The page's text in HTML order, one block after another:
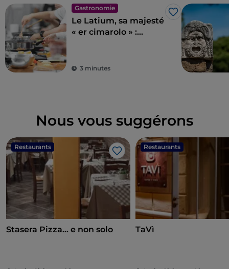
Gastronomie
J’aime
Le Latium, sa majesté
« er cimarolo » :
3 minutes
Nous vous suggérons
Restaurants
J’aime
Stasera Pizza... e non solo
Restaurants
TaVì